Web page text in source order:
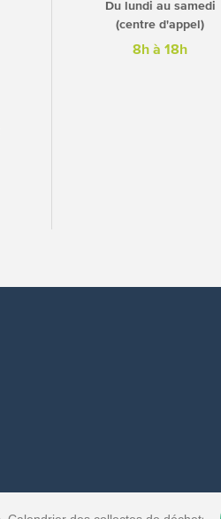
Du lundi au samedi
(centre d'appel)
8h à 18h